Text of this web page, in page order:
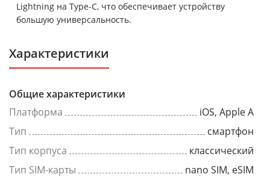
Lightning на Type-C, что обеспечивает устройству
большую универсальность.
Характеристики
Общие характеристики
Платформа
iOS, Apple A
Тип
смартфон
Тип корпуса
классический
Тип SIM-карты
nano SIM, eSIM